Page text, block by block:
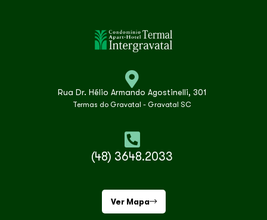
Rua Dr. Hélio Armando Agostinelli, 301
Termas do Gravatal - Gravatal SC
(48) 3648.2033
Ver Mapa